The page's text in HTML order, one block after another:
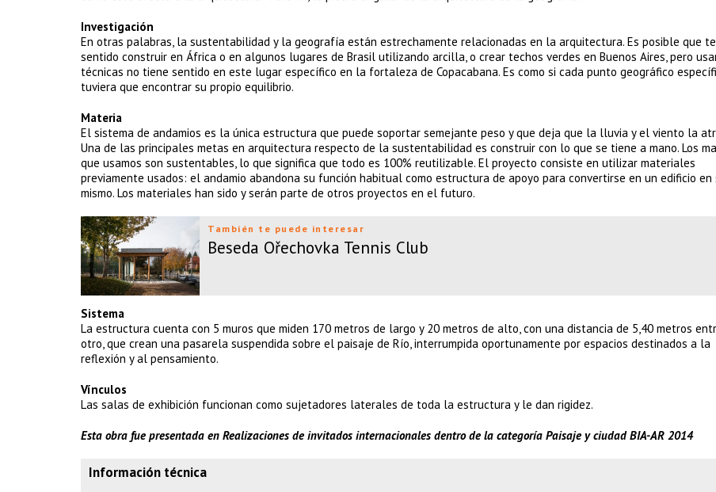
Investigación
En otras palabras, la sustentabilidad y la geografía están estrechamente relacionadas en la arquitectura. Es posible que
sentido construir en África o en algunos lugares de Brasil utilizando arcilla, o crear techos verdes en Buenos Aires, pero
técnicas no tiene sentido en este lugar específico en la fortaleza de Copacabana. Es como si cada punto geográfico
tuviera que encontrar su propio equilibrio.
Materia
El sistema de andamios es la única estructura que puede soportar semejante peso y que deja que la lluvia y el viento la
Una de las principales metas en arquitectura respecto de la sustentabilidad es construir con lo que se tiene a mano. Los
que usamos son sustentables, lo que significa que todo es 100% reutilizable. El proyecto consiste en utilizar materiales
previamente usados: el andamio abandona su función habitual como estructura de apoyo para convertirse en un edificio en
mismo. Los materiales han sido y serán parte de otros proyectos en el futuro.
También te puede interesar
Beseda Ořechovka Tennis Club
Sistema
La estructura cuenta con 5 muros que miden 170 metros de largo y 20 metros de alto, con una distancia de 5,40 metros
otro, que crean una pasarela suspendida sobre el paisaje de Río, interrumpida oportunamente por espacios destinados a la
reflexión y al pensamiento.
Vínculos
Las salas de exhibición funcionan como sujetadores laterales de toda la estructura y le dan rigidez.
Esta obra fue presentada en Realizaciones de invitados internacionales dentro de la categoría Paisaje y ciudad BIA-AR 2014
Información técnica